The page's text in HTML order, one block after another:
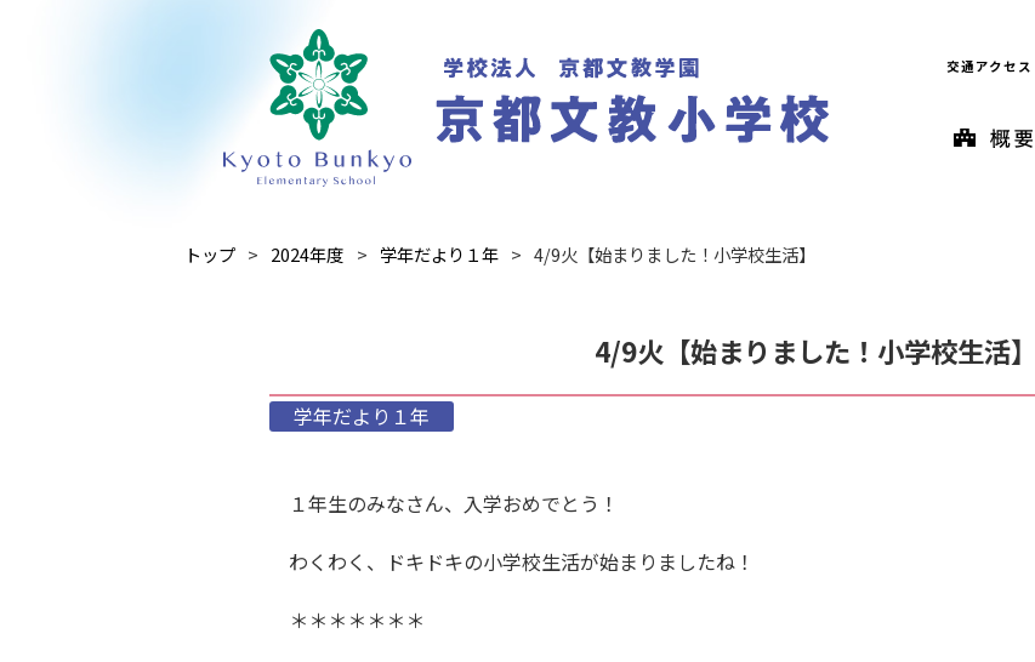
交通アクセス
トップ 2024年度 学年だより１年 4/9火【始まりました！小学校生活】
4/9火【始まりました！小学校生活】
学年だより１年
１年生のみなさん、入学おめでとう！
わくわく、ドキドキの小学校生活が始まりましたね！
＊＊＊＊＊＊＊